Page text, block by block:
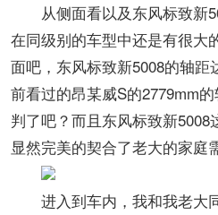
从侧面看以及东风标致新
在同级别的车型中还是有很大
面吧，东风标致新5008的轴距
前看过的昂某威S的2779mm
判了吧？而且东风标致新
显然完美的契合了老大的家庭
进入到车内，我和我老大